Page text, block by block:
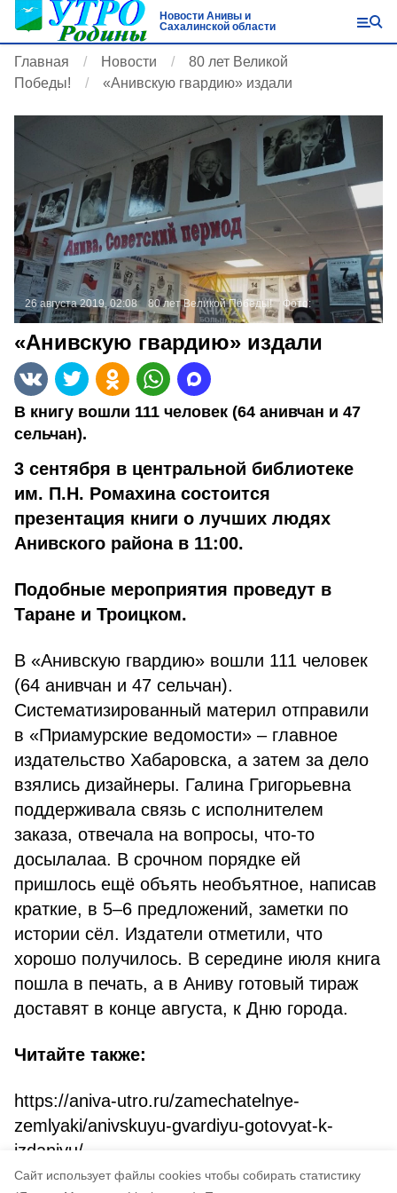
Cайт использует файлы cookies чтобы собирать статистику
Новости Анивы и
Сахалинской области
Главная Новости
80 лет Великой
Победы!
«Анивскую гвардию» издали
26 августа 2019, 02:08 80 лет Великой Победы! Фото:
«Анивскую гвардию» издали
В книгу вошли 111 человек (64 анивчан и 47
сельчан).
3 сентября в центральной библиотеке
им. П.Н. Ромахина состоится
презентация книги о лучших людях
Анивского района в 11:00.
Подобные мероприятия проведут в
Таране и Троицком.
В «Анивскую гвардию» вошли 111 человек
(64 анивчан и 47 сельчан).
Систематизированный материл отправили
в «Приамурские ведомости» – главное
издательство Хабаровска, а затем за дело
взялись дизайнеры. Галина Григорьевна
поддерживала связь с исполнителем
заказа, отвечала на вопросы, что-то
досылалаа. В срочном порядке ей
пришлось ещё объять необъятное, написав
краткие, в 5–6 предложений, заметки по
истории сёл. Издатели отметили, что
хорошо получилось. В середине июля книга
пошла в печать, а в Аниву готовый тираж
доставят в конце августа, к Дню города.
Читайте также:
https://aniva-utro.ru/zamechatelnye-
zemlyaki/anivskuyu-gvardiyu-gotovyat-k-
izdaniyu/